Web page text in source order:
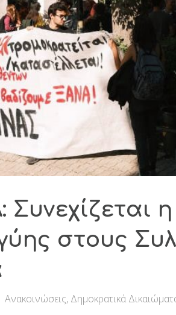
Συνεχίζεται
στους
Ανακοινώσεις, Δημοκρατικά